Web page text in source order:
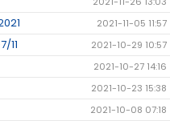
2021-11-05 11:57
11 2021-10-29 10:57
2021-10-27 14:16
2021-10-23 15:38
2021-10-08 07:18